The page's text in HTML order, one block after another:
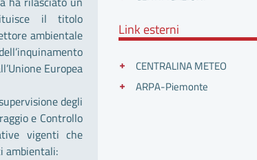
il titolo
ambientale
Europea
degli
e Controllo
vigenti che
ambientali:
Link esterni
CENTRALINA METEO
ARPA-Piemonte